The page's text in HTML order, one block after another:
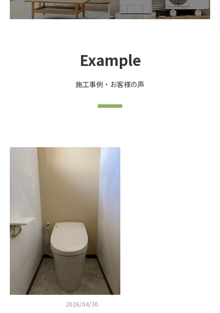
Example
施工事例・お客様の声
2026/04/30